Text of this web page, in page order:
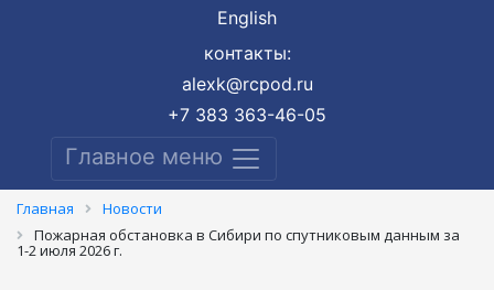
English
контакты:
alexk@rcpod.ru
+7 383 363-46-05
Главное меню
Главная
Новости
Пожарная обстановка в Сибири по спутниковым данным за
1-2 июля 2026 г.